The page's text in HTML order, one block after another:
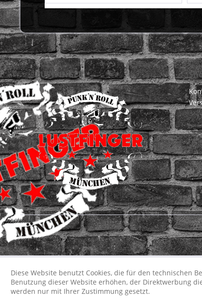
LUSTFINGER
Diese Website benutzt Cookies, die für den technischen
Benutzung dieser Website erhöhen, der Direktwerbung
werden nur mit Ihrer Zustimmung gesetzt.